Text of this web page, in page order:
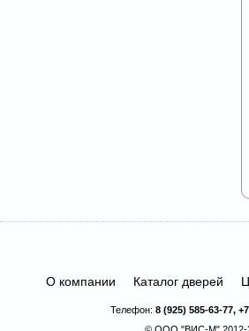
О компании Каталог дверей
Телефон: 8 (925) 585-63-77,